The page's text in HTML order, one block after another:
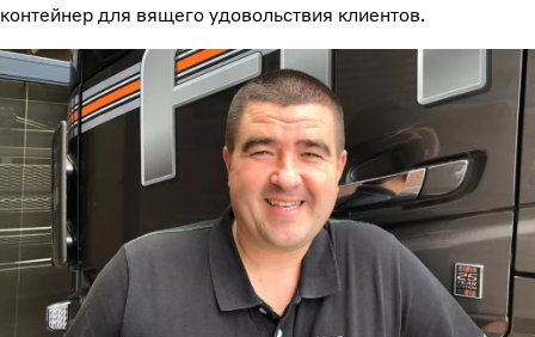
контейнер для вящего удовольствия клиентов.